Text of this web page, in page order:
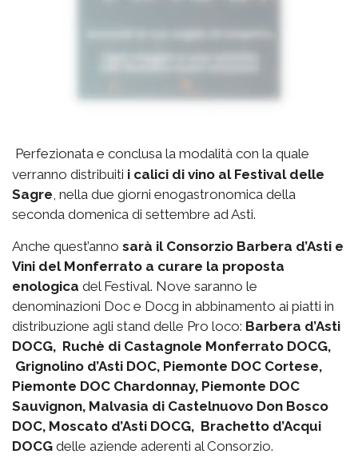
Perfezionata e conclusa la modalità con la quale
verranno distribuiti i calici di vino al Festival delle
Sagre , nella due giorni enogastronomica della
seconda domenica di settembre ad Asti.
Anche quest’anno sarà il Consorzio Barbera d’Asti e
Vini del Monferrato a curare la proposta
enologica del Festival. Nove saranno le
denominazioni Doc e Docg in abbinamento ai piatti in
distribuzione agli stand delle Pro loco: Barbera d’Asti
DOCG, Ruchè di Castagnole Monferrato DOCG,
Grignolino d’Asti DOC, Piemonte DOC Cortese,
Piemonte DOC Chardonnay, Piemonte DOC
Sauvignon, Malvasia di Castelnuovo Don Bosco
DOC, Moscato d’Asti DOCG, Brachetto d’Acqui
DOCG delle aziende aderenti al Consorzio.